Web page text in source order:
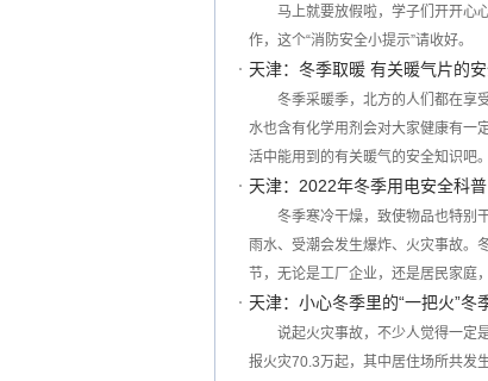
马上就要放假啦，学子们开开心
作，这个“消防安全小提示”请收好。
天津：冬季取暖 有关暖气片的安
冬季采暖季，北方的人们都在享
水也含有化学用剂会对大家健康有一
活中能用到的有关暖气的安全知识吧。
天津：2022年冬季用电安全科
冬季寒冷干燥，致使物品也特别
雨水、受潮会发生爆炸、火灾事故。
节，无论是工厂企业，还是居民家庭
天津：小心冬季里的“一把火”冬
说起火灾事故，不少人觉得一定
报火灾70.3万起，其中居住场所共发